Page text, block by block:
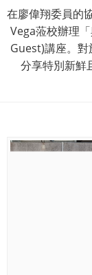
在廖偉翔委員的
Vega蒞校辦理
Guest)講座。
分享特別新鮮